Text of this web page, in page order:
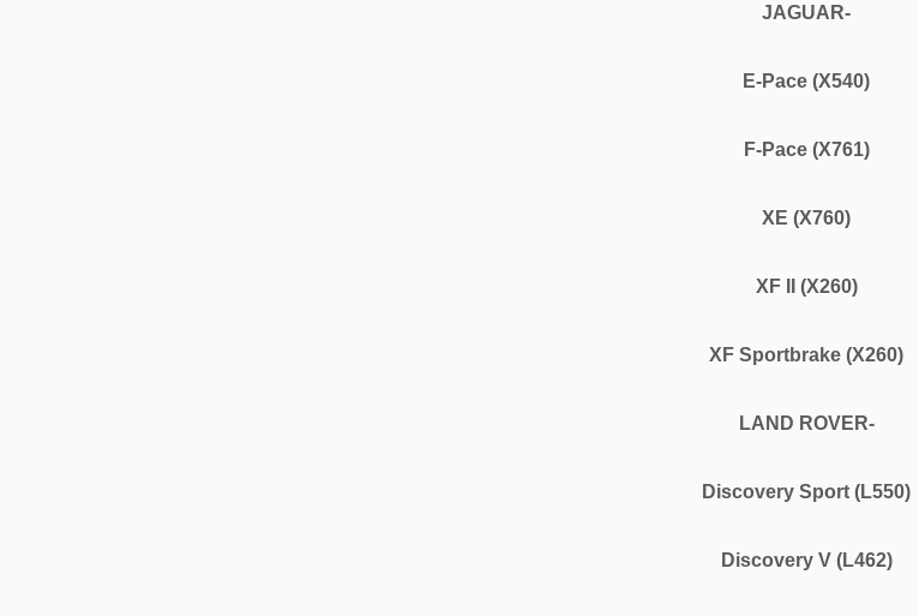
JAGUAR-
E-Pace (X540)
F-Pace (X761)
XE (X760)
XF II (X260)
XF Sportbrake (X260)
LAND ROVER-
Discovery Sport (L550)
Discovery V (L462)